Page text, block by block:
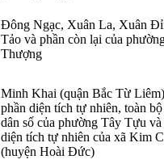
Đông Ngạc, Xuân La, Xuân
Tảo và phần còn lại của
Thượng
Minh Khai (quận Bắc Từ
phần diện tích tự nhiên, toàn
dân số của phường Tây Tựu và
diện tích tự nhiên của xã Kim
(huyện Hoài Đức)